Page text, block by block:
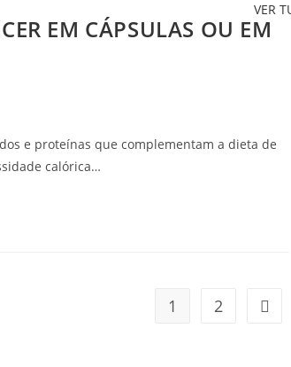
VER
EM CÁPSULAS OU EM
e proteínas que complementam a dieta de
calórica…
1 2